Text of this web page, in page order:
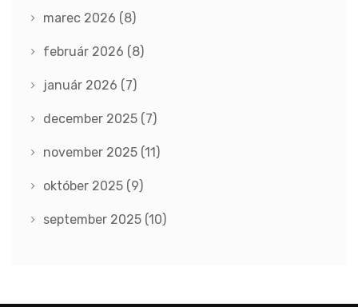
marec 2026 (8)
február 2026 (8)
január 2026 (7)
december 2025 (7)
november 2025 (11)
október 2025 (9)
september 2025 (10)